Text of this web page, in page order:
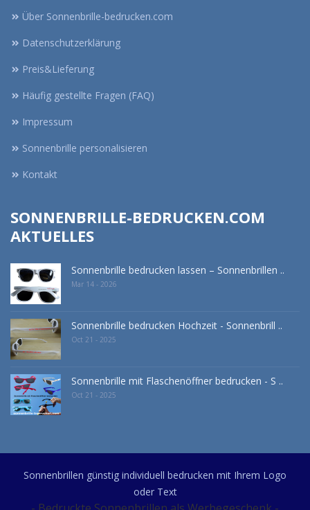
Über Sonnenbrille-bedrucken.com
Datenschutzerklärung
Preis&Lieferung
Häufig gestellte Fragen (FAQ)
Impressum
Sonnenbrille personalisieren
Kontakt
SONNENBRILLE-BEDRUCKEN.COM
AKTUELLES
Sonnenbrille bedrucken lassen – Sonnenbrillen ..
Mar 14 - 2026
Sonnenbrille bedrucken Hochzeit - Sonnenbrill ..
Oct 21 - 2025
Sonnenbrille mit Flaschenöffner bedrucken - S ..
Oct 21 - 2025
Sonnenbrillen günstig individuell bedrucken mit Ihrem Logo
oder Text